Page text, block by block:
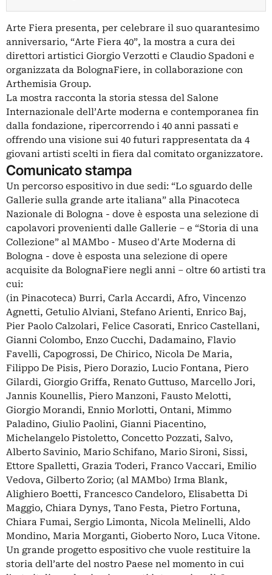
Arte Fiera presenta, per celebrare il suo quarantesimo
anniversario, “Arte Fiera 40”, la mostra a cura dei
direttori artistici Giorgio Verzotti e Claudio Spadoni e
organizzata da BolognaFiere, in collaborazione con
Arthemisia Group.
La mostra racconta la storia stessa del Salone
Internazionale dell’Arte moderna e contemporanea fin
dalla fondazione, ripercorrendo i 40 anni passati e
offrendo una visione sui 40 futuri rappresentata da 4
giovani artisti scelti in fiera dal comitato organizzatore.
Comunicato stampa
Un percorso espositivo in due sedi: “Lo sguardo delle
Gallerie sulla grande arte italiana” alla Pinacoteca
Nazionale di Bologna - dove è esposta una selezione di
capolavori provenienti dalle Gallerie – e “Storia di una
Collezione” al MAMbo - Museo d'Arte Moderna di
Bologna - dove è esposta una selezione di opere
acquisite da BolognaFiere negli anni – oltre 60 artisti tra
cui:
(in Pinacoteca) Burri, Carla Accardi, Afro, Vincenzo
Agnetti, Getulio Alviani, Stefano Arienti, Enrico Baj,
Pier Paolo Calzolari, Felice Casorati, Enrico Castellani,
Gianni Colombo, Enzo Cucchi, Dadamaino, Flavio
Favelli, Capogrossi, De Chirico, Nicola De Maria,
Filippo De Pisis, Piero Dorazio, Lucio Fontana, Piero
Gilardi, Giorgio Griffa, Renato Guttuso, Marcello Jori,
Jannis Kounellis, Piero Manzoni, Fausto Melotti,
Giorgio Morandi, Ennio Morlotti, Ontani, Mimmo
Paladino, Giulio Paolini, Gianni Piacentino,
Michelangelo Pistoletto, Concetto Pozzati, Salvo,
Alberto Savinio, Mario Schifano, Mario Sironi, Sissi,
Ettore Spalletti, Grazia Toderi, Franco Vaccari, Emilio
Vedova, Gilberto Zorio; (al MAMbo) Irma Blank,
Alighiero Boetti, Francesco Candeloro, Elisabetta Di
Maggio, Chiara Dynys, Tano Festa, Pietro Fortuna,
Chiara Fumai, Sergio Limonta, Nicola Melinelli, Aldo
Mondino, Maria Morganti, Gioberto Noro, Luca Vitone.
Un grande progetto espositivo che vuole restituire la
storia dell’arte del nostro Paese nel momento in cui